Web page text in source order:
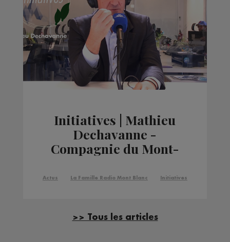
Initiatives | Mathieu
Dechavanne -
Compagnie du Mont-
Actus La Famille Radio Mont Blanc Initiatives
>> Tous les articles